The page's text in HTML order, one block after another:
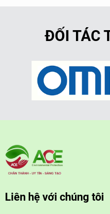
ĐỐI TÁC
Liên hệ với chúng tôi